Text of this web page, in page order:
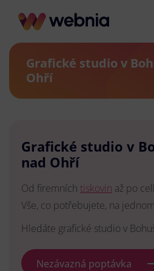
Grafické studio v
Ohří
Grafické studio v
nad Ohří
Od firemních tiskovin až po
Vše, co potřebujete, na
Hledáte grafické studio v
Nezávazná poptávka